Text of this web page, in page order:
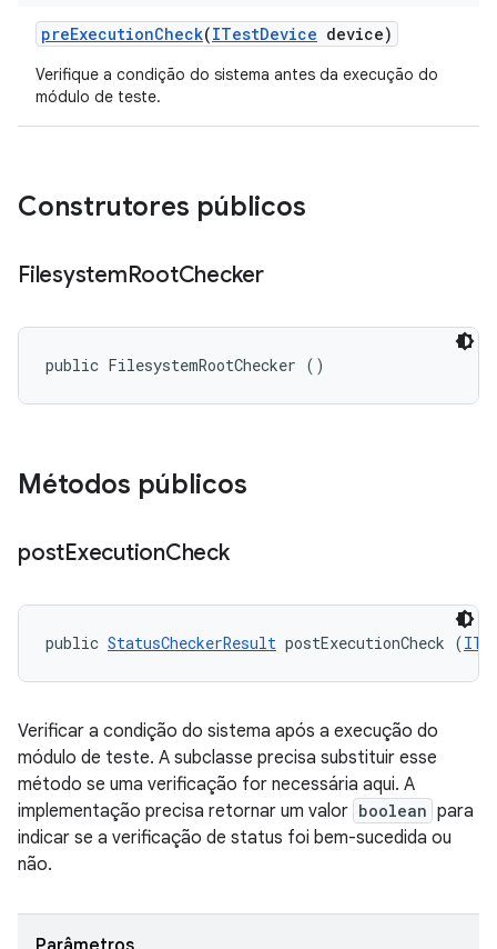
preExecutionCheck(ITestDevice device)
Verifique a condição do sistema antes da execução do
módulo de teste.
Construtores públicos
FilesystemRootChecker
public FilesystemRootChecker ()
Métodos públicos
postExecutionCheck
public StatusCheckerResult postExecutionCheck (
Verificar a condição do sistema após a execução do
módulo de teste. A subclasse precisa substituir esse
método se uma verificação for necessária aqui. A
implementação precisa retornar um valor boolean para
indicar se a verificação de status foi bem-sucedida ou
não.